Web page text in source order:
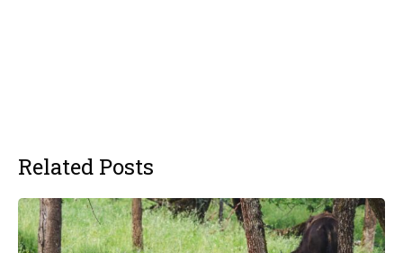
Related Posts